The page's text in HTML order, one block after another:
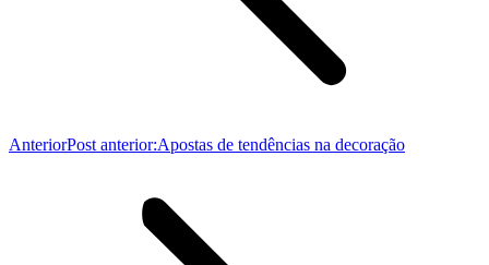
AnteriorPost anterior:Apostas de tendências na decoração